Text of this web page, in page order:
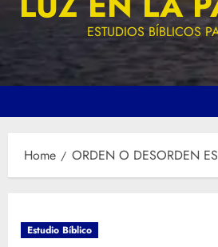
ESTUDIOS BÍBLICOS
Home ORDEN O DESORDEN
Estudio Bíblico